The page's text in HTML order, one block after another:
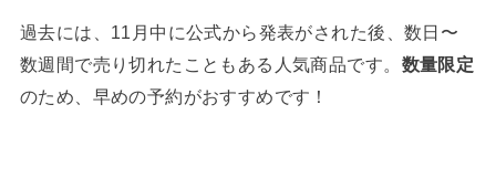
過去には、11月中に公式から発表がされた後、数日〜
数週間で売り切れたこともある人気商品です。 数量限定
のため、早めの予約がおすすめです！